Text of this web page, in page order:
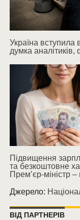
Україна вступила
думка
Підвищення
та безкоштовне
Прем’єр-міністр –
Джерело:
ВІД ПАРТНЕРІВ